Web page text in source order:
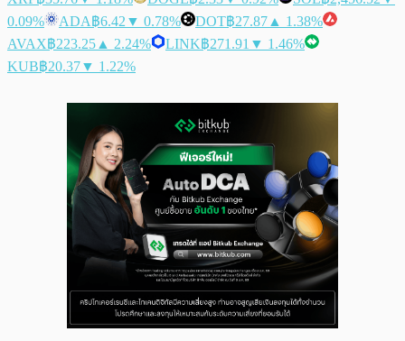
0.09%
ADA฿6.42 ▼ 0.78% DOT฿27.87 ▲ 1.38%
AVAX฿223.25 ▲ 2.24% LINK฿271.91 ▼ 1.46%
KUB฿20.37▼ 1.22%